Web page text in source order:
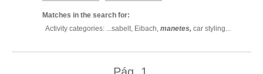
Matches in the search for:
Activity categories: ...sabelt, Eibach, manetes, car styling...